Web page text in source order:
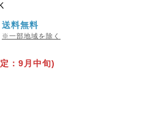
送料無料
※一部地域を除く
：9月中旬)